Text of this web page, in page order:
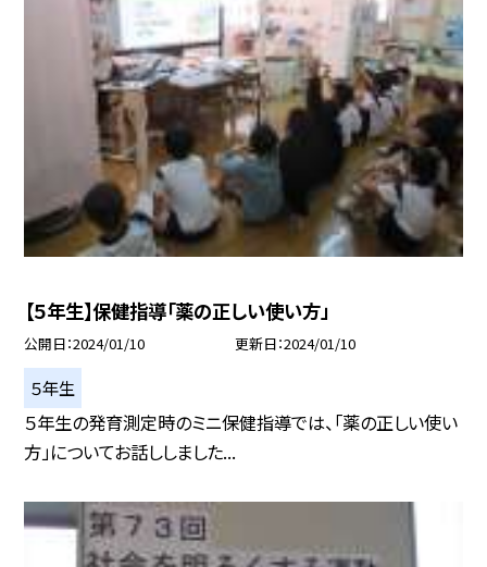
【５年生】保健指導「薬の正しい使い方」
公開日 2024/01/10 更新日 2024/01/10
５年生
５年生の発育測定時のミニ保健指導では、「薬の正しい使い
方」についてお話ししました...